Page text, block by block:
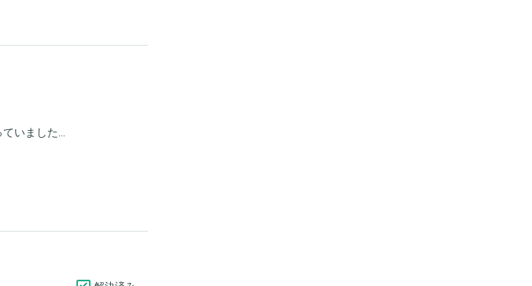
いました...